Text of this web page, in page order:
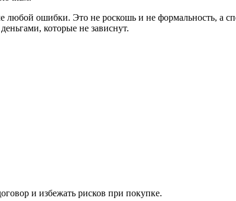
ошибки. Это не роскошь и не формальность, а
которые не зависнут.
и избежать рисков при покупке.